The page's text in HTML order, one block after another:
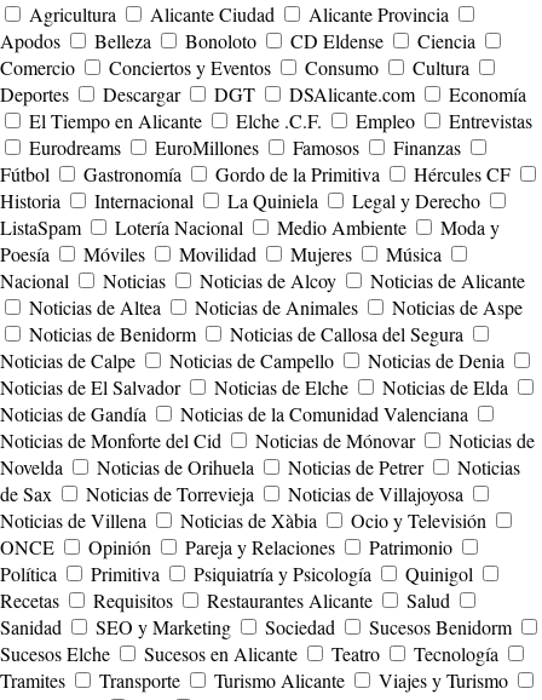
Agricultura
Alicante Ciudad
Alicante Provincia
Apodos
Belleza Bonoloto CD Eldense
Ciencia
Comercio
Conciertos y Eventos Consumo
Cultura
Deportes
Descargar DGT DSAlicante.com
Economía
El Tiempo en Alicante
Elche .C.F. Empleo
Entrevistas
Eurodreams
EuroMillones Famosos
Finanzas
Fútbol
Gastronomía Gordo de la Primitiva
Hércules CF
Historia
Internacional La Quiniela
Legal y Derecho
ListaSpam
Lotería Nacional Medio Ambiente
Moda y
Poesía
Móviles Movilidad Mujeres
Música
Nacional
Noticias Noticias de Alcoy
Noticias de Alicante
Noticias de Altea
Noticias de Animales
Noticias de Aspe
Noticias de Benidorm
Noticias de Callosa del Segura
Noticias de Calpe
Noticias de Campello
Noticias de Denia
Noticias de El Salvador
Noticias de Elche
Noticias de Elda
Noticias de Gandía
Noticias de la Comunidad Valenciana
Noticias de Monforte del Cid
Noticias de Mónovar
Noticias de
Novelda
Noticias de Orihuela Noticias de Petrer
Noticias
de Sax
Noticias de Torrevieja
Noticias de Villajoyosa
Noticias de Villena
Noticias de Xàbia
Ocio y Televisión
ONCE
Opinión Pareja y Relaciones
Patrimonio
Política
Primitiva Psiquiatría y Psicología
Quinigol
Recetas
Requisitos Restaurantes Alicante
Salud
Sanidad
SEO y Marketing Sociedad
Sucesos Benidorm
Sucesos Elche
Sucesos en Alicante Teatro
Tecnología
Tramites
Transporte Turismo Alicante
Viajes y Turismo